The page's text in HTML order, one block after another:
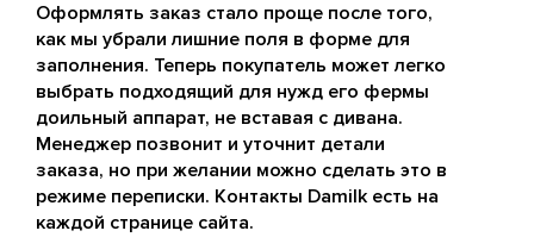
Оформлять заказ стало проще после того,
как мы убрали лишние поля в форме для
заполнения. Теперь покупатель может легко
выбрать подходящий для нужд его фермы
доильный аппарат, не вставая с дивана.
Менеджер позвонит и уточнит детали
заказа, но при желании можно сделать это в
режиме переписки. Контакты Damilk есть на
каждой странице сайта.